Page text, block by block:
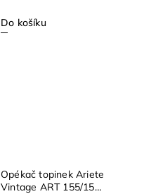
Do košíku
Opékač topinek Ariete
Vintage ART 155/15